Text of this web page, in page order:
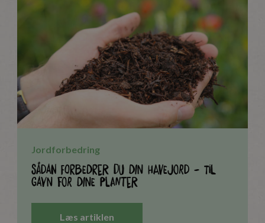
Jordforbedring
Sådan forbedrer du din havejord - til
gavn for dine planter
Læs artiklen